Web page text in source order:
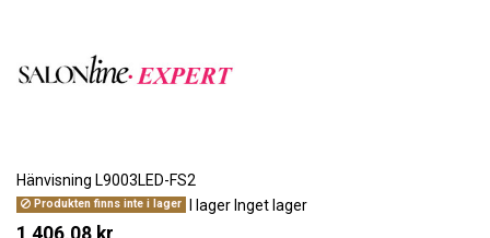
Hänvisning L9003LED-FS2
Produkten finns inte i lager I lager Inget lager